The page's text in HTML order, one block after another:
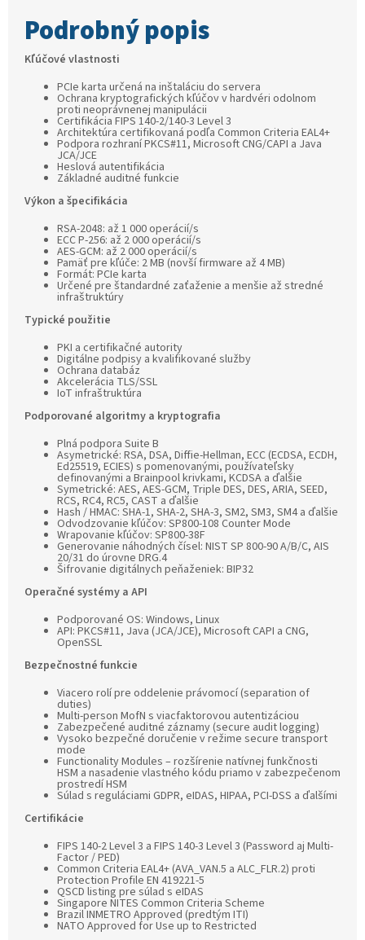
Podrobný popis
Kľúčové vlastnosti
PCIe karta určená na inštaláciu do servera
Ochrana kryptografických kľúčov v hardvéri odolnom
proti neoprávnenej manipulácii
Certifikácia FIPS 140-2/140-3 Level 3
Architektúra certifikovaná podľa Common Criteria EAL4+
Podpora rozhraní PKCS#11, Microsoft CNG/CAPI a Java
JCA/JCE
Heslová autentifikácia
Základné auditné funkcie
Výkon a špecifikácia
RSA-2048: až 1 000 operácií/s
ECC P-256: až 2 000 operácií/s
AES-GCM: až 2 000 operácií/s
Pamäť pre kľúče: 2 MB (novší firmware až 4 MB)
Formát: PCIe karta
Určené pre štandardné zaťaženie a menšie až stredné
infraštruktúry
Typické použitie
PKI a certifikačné autority
Digitálne podpisy a kvalifikované služby
Ochrana databáz
Akcelerácia TLS/SSL
IoT infraštruktúra
Podporované algoritmy a kryptografia
Plná podpora Suite B
Asymetrické: RSA, DSA, Diffie-Hellman, ECC (ECDSA, ECDH,
Ed25519, ECIES) s pomenovanými, používateľsky
definovanými a Brainpool krivkami, KCDSA a ďalšie
Symetrické: AES, AES-GCM, Triple DES, DES, ARIA, SEED,
RCS, RC4, RC5, CAST a ďalšie
Hash / HMAC: SHA-1, SHA-2, SHA-3, SM2, SM3, SM4 a ďalšie
Odvodzovanie kľúčov: SP800-108 Counter Mode
Wrapovanie kľúčov: SP800-38F
Generovanie náhodných čísel: NIST SP 800-90 A/B/C, AIS
20/31 do úrovne DRG.4
Šifrovanie digitálnych peňaženiek: BIP32
Operačné systémy a API
Podporované OS: Windows, Linux
API: PKCS#11, Java (JCA/JCE), Microsoft CAPI a CNG,
OpenSSL
Bezpečnostné funkcie
Viacero rolí pre oddelenie právomocí (separation of
duties)
Multi-person MofN s viacfaktorovou autentizáciou
Zabezpečené auditné záznamy (secure audit logging)
Vysoko bezpečné doručenie v režime secure transport
mode
Functionality Modules – rozšírenie natívnej funkčnosti
HSM a nasadenie vlastného kódu priamo v zabezpečenom
prostredí HSM
Súlad s reguláciami GDPR, eIDAS, HIPAA, PCI-DSS a ďalšími
Certifikácie
FIPS 140-2 Level 3 a FIPS 140-3 Level 3 (Password aj Multi-
Factor / PED)
Common Criteria EAL4+ (AVA_VAN.5 a ALC_FLR.2) proti
Protection Profile EN 419221-5
QSCD listing pre súlad s eIDAS
Singapore NITES Common Criteria Scheme
Brazil INMETRO Approved (predtým ITI)
NATO Approved for Use up to Restricted